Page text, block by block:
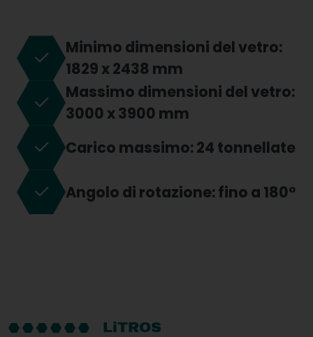
Minimo dimensioni del vetro:
1829 x 2438 mm
Massimo dimensioni del vetro:
3000 x 3900 mm
Carico massimo: 24 tonnellate
Angolo di rotazione: fino a 180°
LiTROS